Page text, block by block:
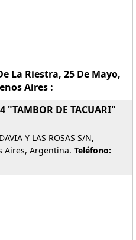
La Riestra, 25 De Mayo,
Aires :
"TAMBOR DE TACUARI"
Y LAS ROSAS S/N,
Aires, Argentina. Teléfono: